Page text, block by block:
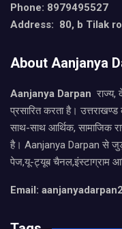
Phone: 8979495527
Address: 80, b Tilak
About Aanjanya
Aanjanya Darpan राज्य,
प्रसारित करता है।
साथ-साथ आर्थिक, सामाजिक
है। Aanjanya Darpan से
पेज,यू-ट्यूब चैनल,इंस्टाग्राम
Email: